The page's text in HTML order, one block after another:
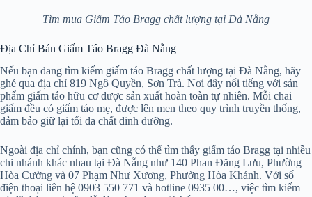
Tìm mua Giấm Táo Bragg chất lượng tại Đà Nẵng
Địa Chỉ Bán Giấm Táo Bragg Đà Nẵng
Nếu bạn đang tìm kiếm giấm táo Bragg chất lượng tại Đà Nẵng, hãy
ghé qua địa chỉ 819 Ngô Quyền, Sơn Trà. Nơi đây nổi tiếng với sản
phẩm giấm táo hữu cơ được sản xuất hoàn toàn tự nhiên. Mỗi chai
giấm đều có giấm táo mẹ, được lên men theo quy trình truyền thống,
đảm bảo giữ lại tối đa chất dinh dưỡng.
Ngoài địa chỉ chính, bạn cũng có thể tìm thấy giấm táo Bragg tại nhiều
chi nhánh khác nhau tại Đà Nẵng như 140 Phan Đăng Lưu, Phường
Hòa Cường và 07 Phạm Như Xương, Phường Hòa Khánh. Với số
điện thoại liên hệ 0903 550 771 và hotline 0935 00…, việc tìm kiếm